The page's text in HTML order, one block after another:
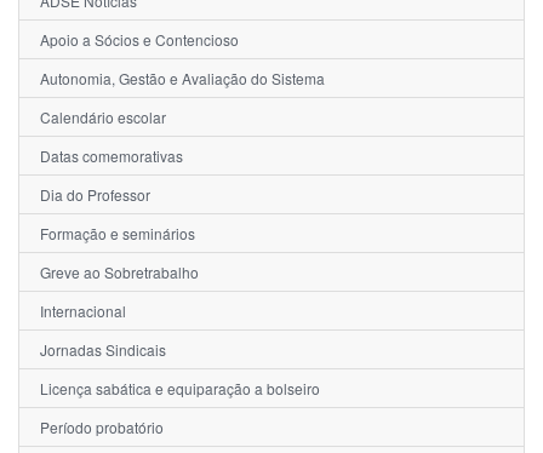
Apoio a Sócios e Contencioso
Autonomia, Gestão e Avaliação do Sistema
Calendário escolar
Datas comemorativas
Dia do Professor
Formação e seminários
Greve ao Sobretrabalho
Internacional
Jornadas Sindicais
Licença sabática e equiparação a bolseiro
Período probatório